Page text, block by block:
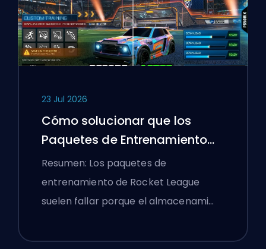
23 Jul 2026
Cómo solucionar que los
Paquetes de Entrenamiento
de Rocket League no
funcionen
Resumen: Los paquetes de
entrenamiento de Rocket League
suelen fallar porque el almacenami…